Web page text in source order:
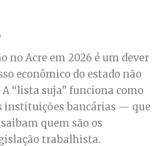
no Acre em 2026 é um dever
econômico do estado não
“lista suja” funciona como
instituições bancárias — que
quem são os
trabalhista.